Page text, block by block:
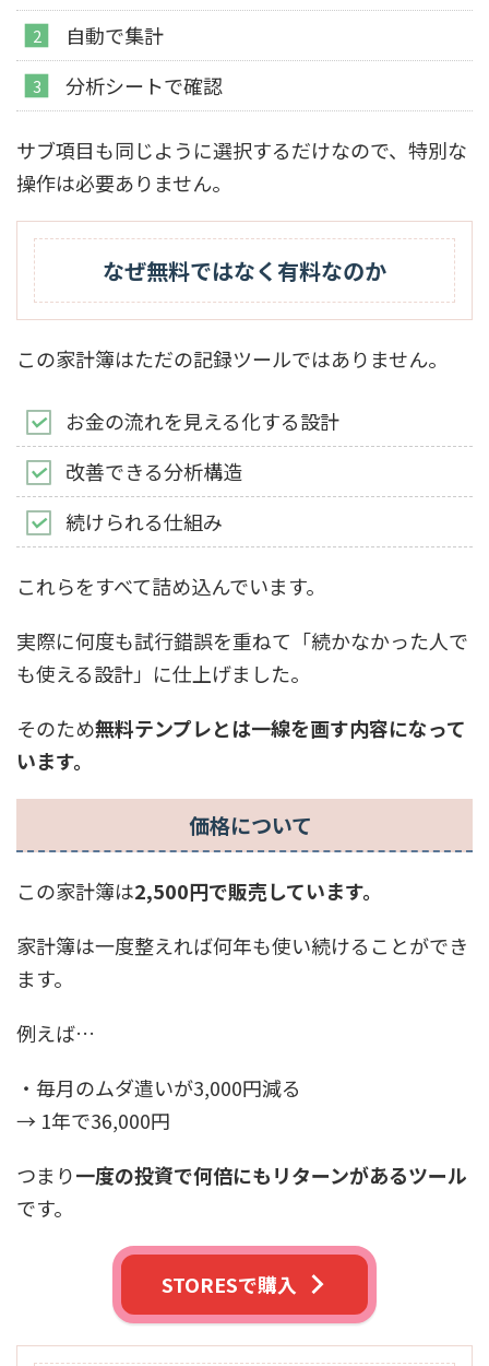
自動で集計
分析シートで確認
サブ項目も同じように選択するだけなので、特別な
操作は必要ありません。
なぜ無料ではなく有料なのか
この家計簿はただの記録ツールではありません。
お金の流れを見える化する設計
改善できる分析構造
続けられる仕組み
これらをすべて詰め込んでいます。
実際に何度も試行錯誤を重ねて「続かなかった人で
も使える設計」に仕上げました。
そのため無料テンプレとは一線を画す内容になって
います。
価格について
この家計簿は2,500円で販売しています。
家計簿は一度整えれば何年も使い続けることができ
ます。
例えば…
・毎月のムダ遣いが3,000円減る
→ 1年で36,000円
つまり一度の投資で何倍にもリターンがあるツール
です。
STORESで購入